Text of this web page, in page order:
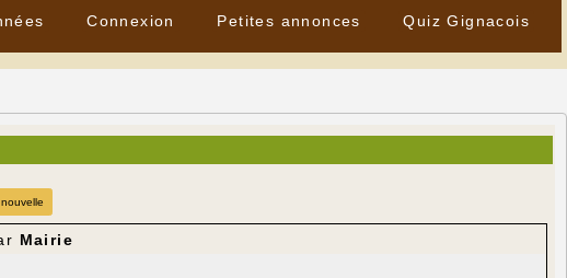
Connexion Petites annonces Quiz Gignacois
Mairie